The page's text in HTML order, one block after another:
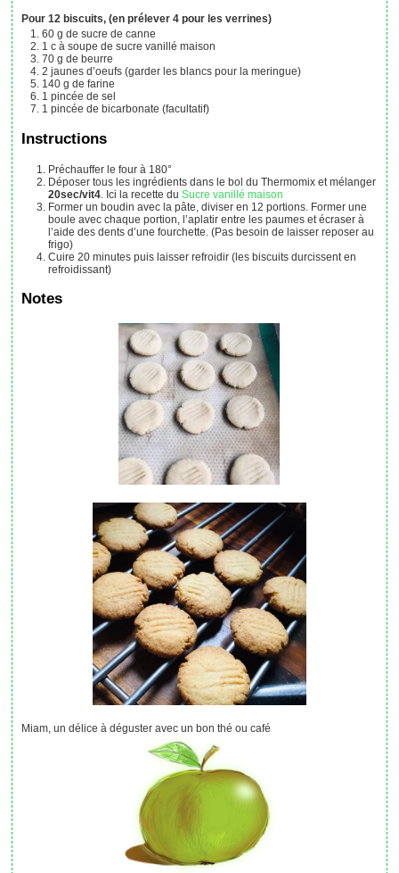
Pour 12 biscuits, (en prélever 4 pour les verrines)
60 g de sucre de canne
1 c à soupede sucre vanillé maison
70 g de beurre
2 jaunes d’oeufs (garder les blancs pour la meringue)
140 g de farine
1 pincéede sel
1 pincée de bicarbonate (facultatif)
Instructions
Préchauffer le four à 180°
Déposer tous les ingrédients dans le bol du Thermomix et mélanger
20sec/vit4 . Ici la recette duSucre vanillé maison
Former un boudin avec la pâte, diviser en 12 portions. Former une
boule avec chaque portion, l’aplatir entre les paumes et écraser à
l’aide des dents d’une fourchette. (Pas besoin de laisser reposer au
frigo)
Cuire 20 minutes puis laisser refroidir (les biscuits durcissent en
refroidissant)
Notes
Miam, un délice à déguster avec un bon thé ou café